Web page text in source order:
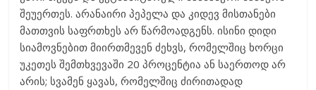
შეუერთეს. არანაირი პეპელა და კიდევ მისთანები
მათთვის საფრთხეს არ წარმოადგენს. ისინი დიდი
სიამოვნებით მიირთმევენ ძეხვს, რომელშიც ხორცი
უკეთეს შემთხვევაში 20 პროცენტია ან საერთოდ არ
არის; სვამენ ყავას, რომელშიც ძირითადად